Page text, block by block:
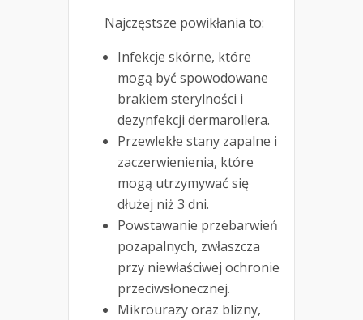
Najczęstsze powikłania to:
Infekcje skórne, które
mogą być spowodowane
brakiem sterylności i
dezynfekcji dermarollera.
Przewlekłe stany zapalne i
zaczerwienienia, które
mogą utrzymywać się
dłużej niż 3 dni.
Powstawanie przebarwień
pozapalnych, zwłaszcza
przy niewłaściwej ochronie
przeciwsłonecznej.
Mikrourazy oraz blizny,